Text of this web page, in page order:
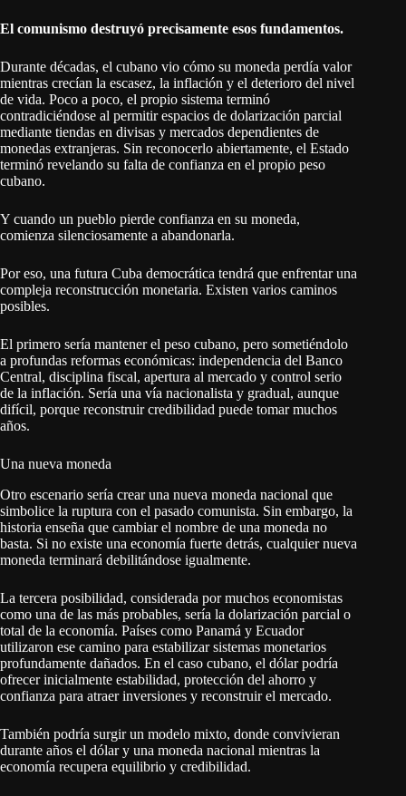
El comunismo destruyó precisamente esos fundamentos.
Durante décadas, el cubano vio cómo su moneda perdía valor
mientras crecían la escasez, la inflación y el deterioro del nivel
de vida. Poco a poco, el propio sistema terminó
contradiciéndose al permitir espacios de dolarización parcial
mediante tiendas en divisas y mercados dependientes de
monedas extranjeras. Sin reconocerlo abiertamente, el Estado
terminó revelando su falta de confianza en el propio peso
cubano.
Y cuando un pueblo pierde confianza en su moneda,
comienza silenciosamente a abandonarla.
Por eso, una futura Cuba democrática tendrá que enfrentar una
compleja reconstrucción monetaria. Existen varios caminos
posibles.
El primero sería mantener el peso cubano, pero sometiéndolo
a profundas reformas económicas: independencia del Banco
Central, disciplina fiscal, apertura al mercado y control serio
de la inflación. Sería una vía nacionalista y gradual, aunque
difícil, porque reconstruir credibilidad puede tomar muchos
años.
Una nueva moneda
Otro escenario sería crear una nueva moneda nacional que
simbolice la ruptura con el pasado comunista. Sin embargo, la
historia enseña que cambiar el nombre de una moneda no
basta. Si no existe una economía fuerte detrás, cualquier nueva
moneda terminará debilitándose igualmente.
La tercera posibilidad, considerada por muchos economistas
como una de las más probables, sería la dolarización parcial o
total de la economía. Países como Panamá y Ecuador
utilizaron ese camino para estabilizar sistemas monetarios
profundamente dañados. En el caso cubano, el dólar podría
ofrecer inicialmente estabilidad, protección del ahorro y
confianza para atraer inversiones y reconstruir el mercado.
También podría surgir un modelo mixto, donde convivieran
durante años el dólar y una moneda nacional mientras la
economía recupera equilibrio y credibilidad.